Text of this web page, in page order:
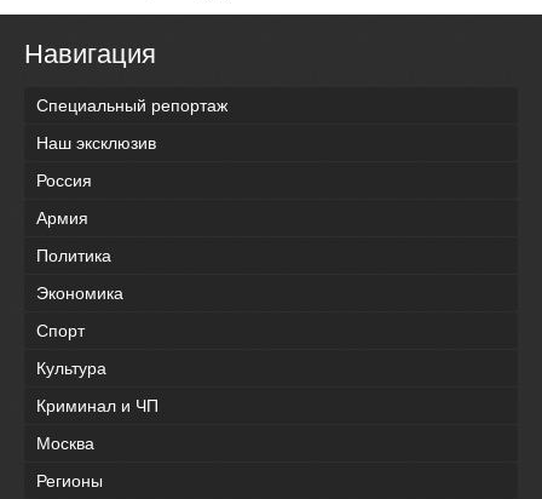
Навигация
Специальный репортаж
Наш эксклюзив
Россия
Армия
Политика
Экономика
Спорт
Культура
Криминал и ЧП
Москва
Регионы